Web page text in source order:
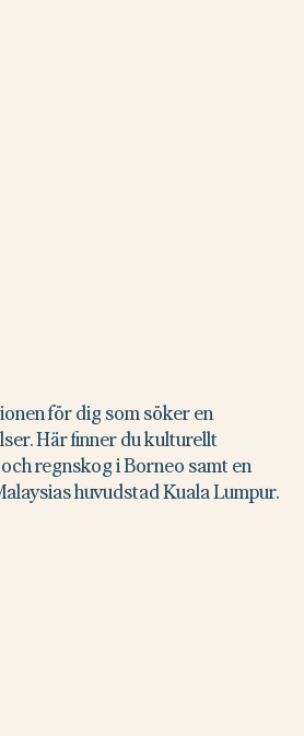
för dig som söker en
Här finner du kulturellt
regnskog i Borneo samt en
huvudstad Kuala Lumpur.